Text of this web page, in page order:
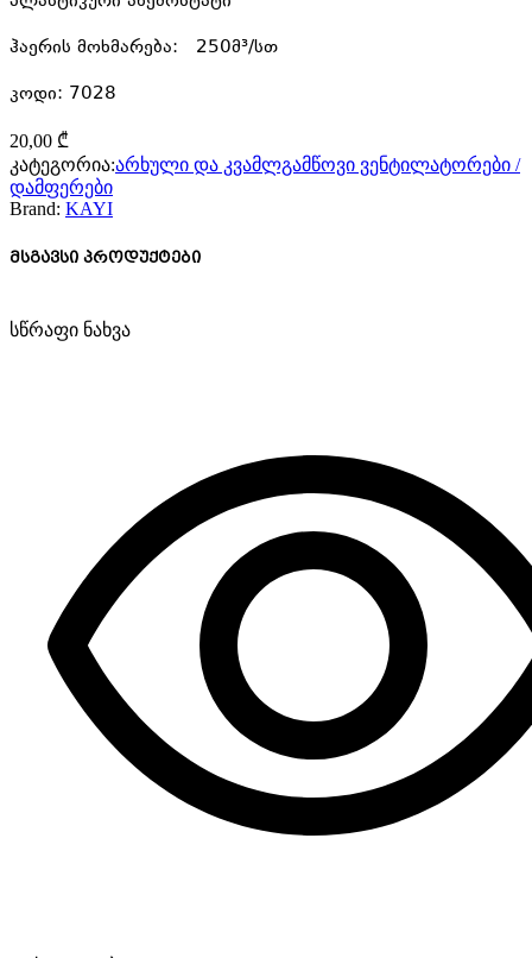
ჰაერის მოხმარება: 250მ³/სთ
კოდი: 7028
20,00 ₾
კატეგორია:არხული და კვამლგამწოვი ვენტილატორები /
დამფერები
Brand: KAYI
მსგავსი პროდუქტები
სწრაფი ნახვა